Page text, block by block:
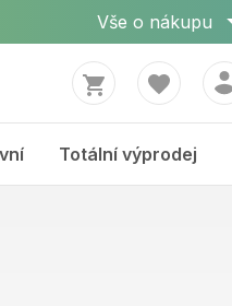
Vše o nákupu
Totální výprodej